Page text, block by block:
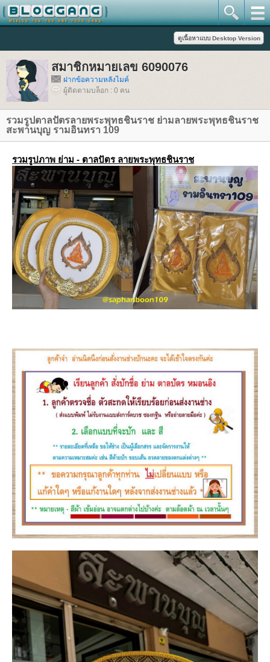
สมาชิกหมายเลข 6090076
ฝากข้อความหลังไมค์
ผู้ติดตามบล็อก : 0 คน
รวมรูปตาลปัตรลายพระพุทธชินราช ย่ามลายพระพุทธชินราช
สะพานบุญ รามอินทรา 109
รวมรูปภาพ ย่าม - ตาลปัตร ลายพระพุทธชินราช